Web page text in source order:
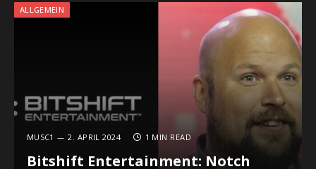
ALLGEMEIN
MUSC1 2. APRIL 2024 1 MIN READ
Bitshift Entertainment: Notch